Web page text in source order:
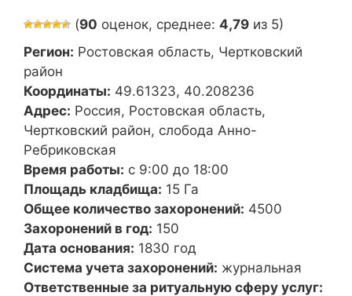
(90 оценок, среднее: 4,79 из 5)
Регион: Ростовская область, Чертковский
район
Координаты: 49.61323, 40.208236
Адрес: Россия, Ростовская область,
Чертковский район, слобода Анно-
Ребриковская
Время работы: с 9:00 до 18:00
Площадь кладбища: 15 Га
Общее количество захоронений: 4500
Захоронений в год: 150
Дата основания: 1830 год
Система учета захоронений: журнальная
Ответственные за ритуальную сферу услуг: